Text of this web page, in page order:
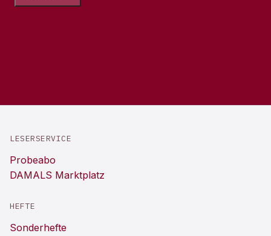
LESERSERVICE
Probeabo
DAMALS Marktplatz
HEFTE
Sonderhefte